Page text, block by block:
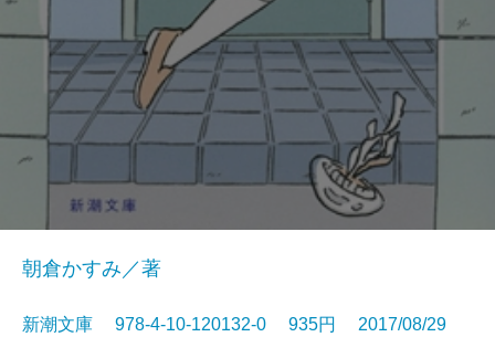
朝倉かすみ／著
新潮文庫 978-4-10-120132-0 935円 2017/08/29